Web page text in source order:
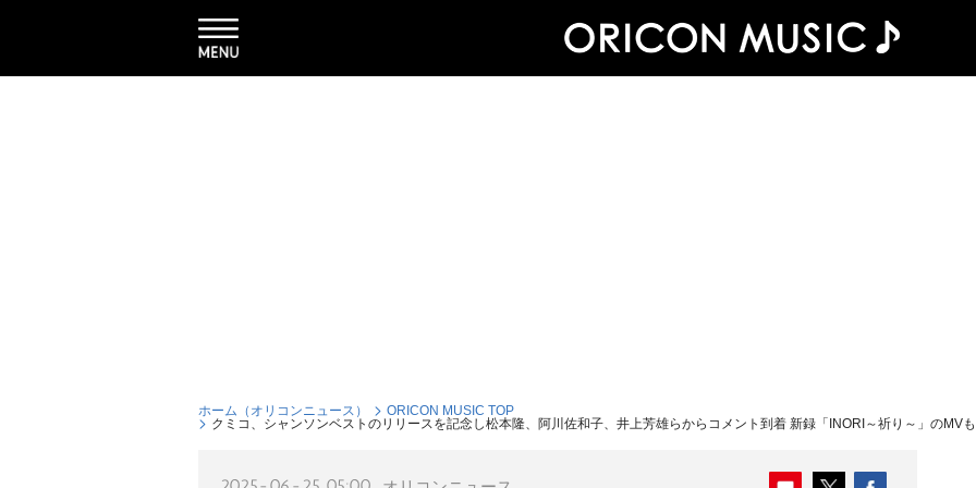
ホーム（オリコンニュース）
ORICON MUSIC TOP
クミコ、シャンソンベストのリリースを記念し松本隆、阿川佐和子、井上芳雄らからコメント到着 新録「INORI～祈り～」のMV